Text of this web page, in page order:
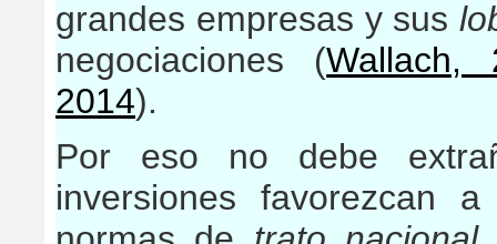
grandes empresas y sus
negociaciones (Wallach,
2014).
Por eso no debe
inversiones favorezcan